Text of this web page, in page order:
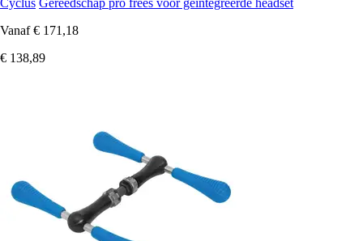
Cyclus Gereedschap pro frees voor geïntegreerde headset
Vanaf € 171,18
€ 138,89